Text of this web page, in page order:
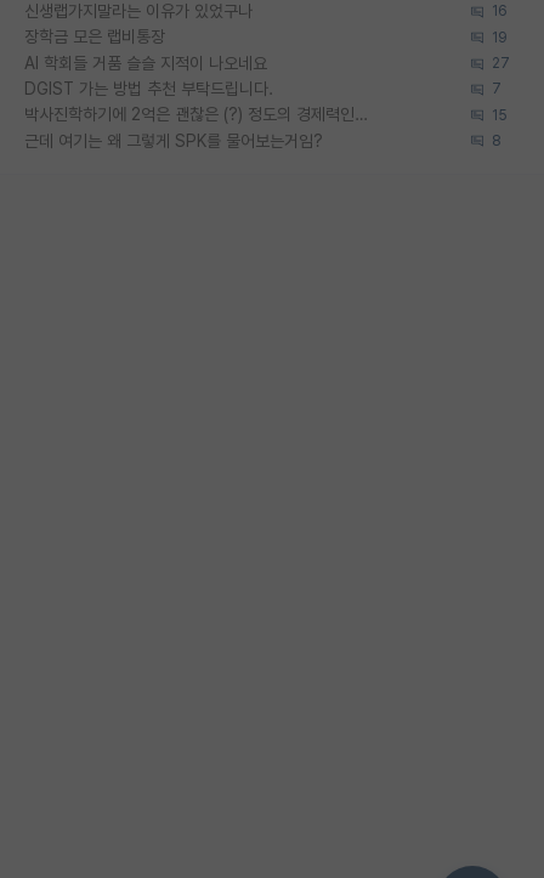
신생랩가지말라는 이유가 있었구나 16
장학금 모은 랩비통장 19
AI 학회들 거품 슬슬 지적이 나오네요 27
DGIST 가는 방법 추천 부탁드립니다. 7
박사진학하기에 2억은 괜찮은 (?) 정도의 경제력인가요 15
근데 여기는 왜 그렇게 SPK를 물어보는거임? 8